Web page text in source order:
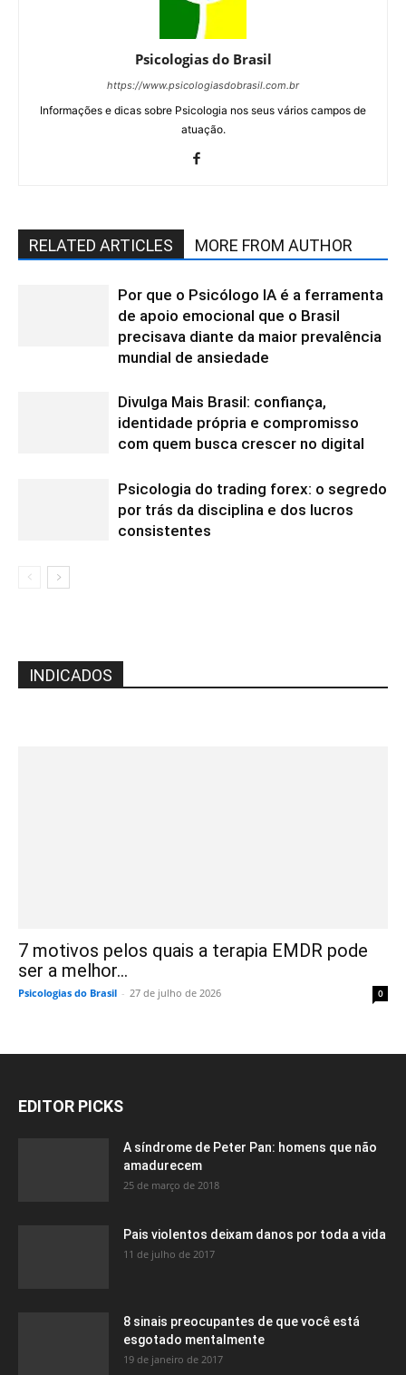
Psicologias do Brasil
https://www.psicologiasdobrasil.com.br
Informações e dicas sobre Psicologia nos seus vários campos de
atuação.
RELATED ARTICLES MORE FROM AUTHOR
Por que o Psicólogo IA é a ferramenta
de apoio emocional que o Brasil
precisava diante da maior prevalência
mundial de ansiedade
Divulga Mais Brasil: confiança,
identidade própria e compromisso
com quem busca crescer no digital
Psicologia do trading forex: o segredo
por trás da disciplina e dos lucros
consistentes
INDICADOS
7 motivos pelos quais a terapia EMDR pode
ser a melhor...
Psicologias do Brasil - 27 de julho de 2026 0
EDITOR PICKS
A síndrome de Peter Pan: homens que não
amadurecem
25 de março de 2018
Pais violentos deixam danos por toda a vida
11 de julho de 2017
8 sinais preocupantes de que você está
esgotado mentalmente
19 de janeiro de 2017